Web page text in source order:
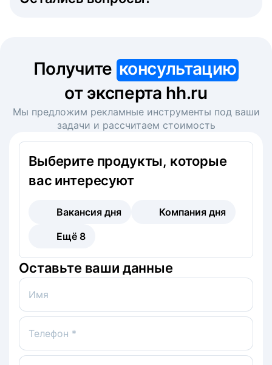
Получите консультацию
от эксперта hh.ru
Мы предложим рекламные инструменты под ваши
задачи и рассчитаем стоимость
Выберите продукты, которые
вас интересуют
Вакансия дня
Компания дня
Ещё 8
Оставьте ваши данные
Имя
Телефон *